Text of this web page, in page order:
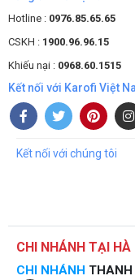
Hotline : 0976.85.65.65
CSKH : 1900.96.96.15
Khiếu nại : 0968.60.1515
Kết nối với Karofi Việt
Kết nối với chúng tôi
CHI NHÁNH TẠI HÀ
CHI NHÁNH THANH